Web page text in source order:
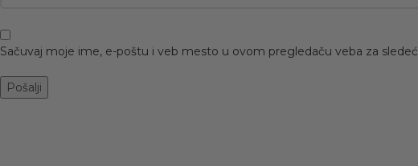
Sačuvaj moje ime, e-poštu i veb mesto u ovom pregledaču veba za